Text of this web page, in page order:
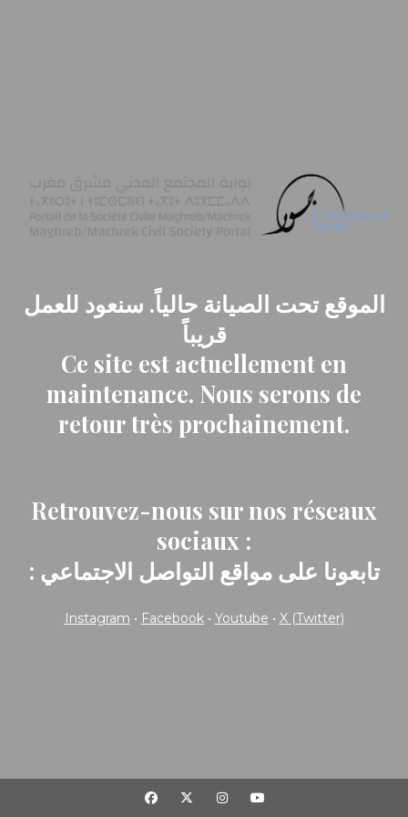
الموقع تحت الصيانة حالياً. سنعود للعمل
قريباً
Ce site est actuellement en
maintenance. Nous serons de
retour très prochainement.
Retrouvez-nous sur nos réseaux
sociaux :
: تابعونا على مواقع التواصل الاجتماعي
Instagram • Facebook• Youtube • X (Twitter)